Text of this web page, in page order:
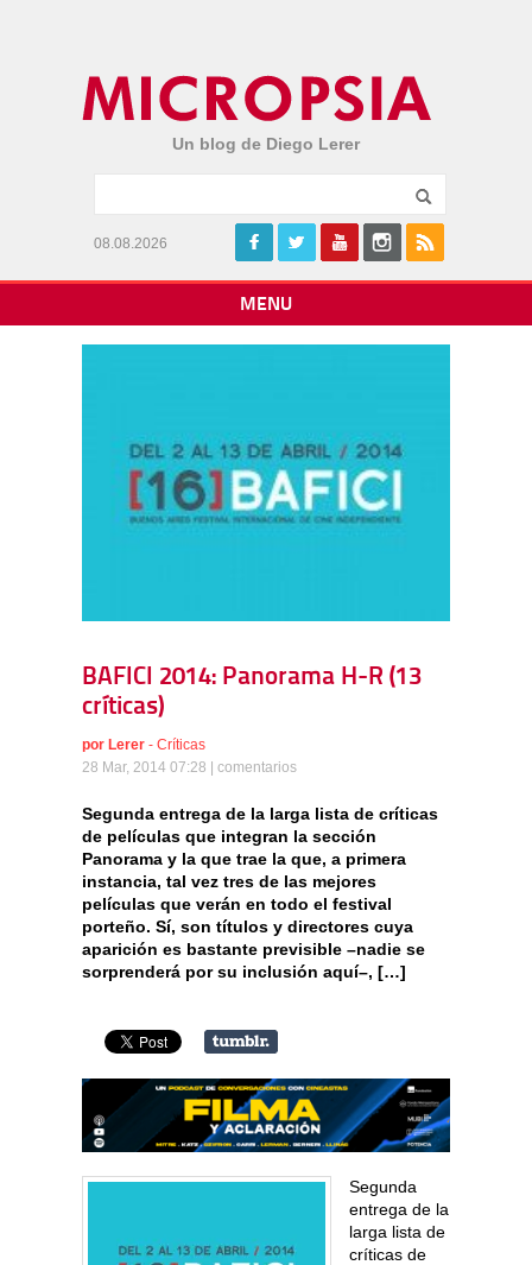
Un blog de Diego Lerer
08.08.2026
MENU
BAFICI 2014: Panorama H-R (13
críticas)
por Lerer - Críticas
28 Mar, 2014 07:28 | comentarios
Segunda entrega de la larga lista de críticas
de películas que integran la sección
Panorama y la que trae la que, a primera
instancia, tal vez tres de las mejores
películas que verán en todo el festival
porteño. Sí, son títulos y directores cuya
aparición es bastante previsible –nadie se
sorprenderá por su inclusión aquí–, […]
Segunda
entrega de la
larga lista de
críticas de